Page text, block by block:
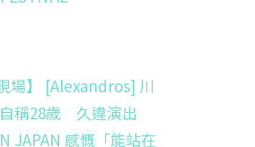
場】 [Alexandros] 川
自稱28歲 久違演出
JAPAN 感慨「能站在